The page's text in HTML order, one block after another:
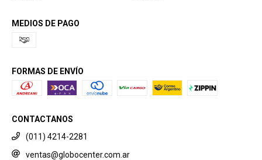
MEDIOS DE PAGO
FORMAS DE ENVÍO
CONTACTANOS
(011) 4214-2281
ventas@globocenter.com.ar